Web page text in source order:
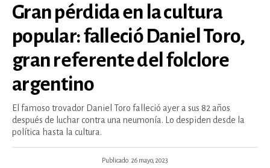
Gran pérdida en la cultura
popular: falleció Daniel Toro,
gran referente del folclore
argentino
El famoso trovador Daniel Toro falleció ayer a sus 82 años
después de luchar contra una neumonía. Lo despiden desde la
política hasta la cultura.
Publicado 26 mayo, 2023